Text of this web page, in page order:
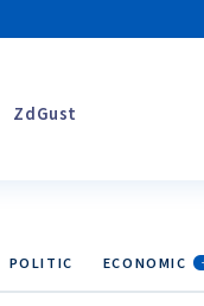
ZdGust
POLITIC ECONOMIC